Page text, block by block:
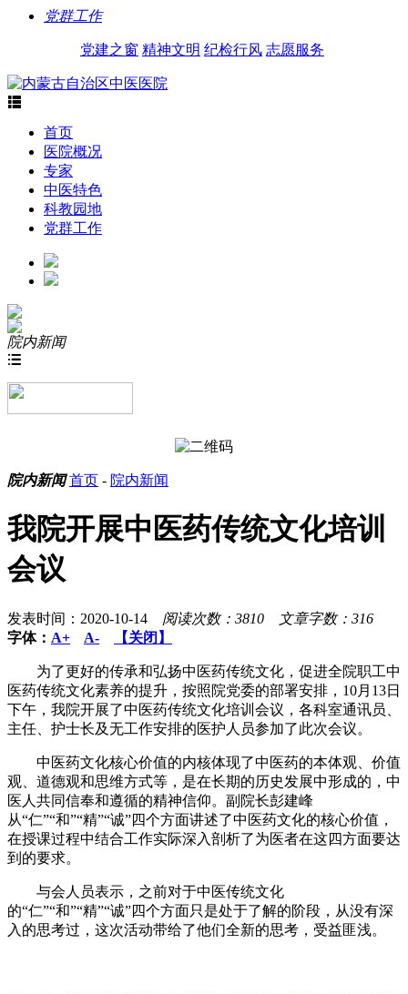
党群工作
党建之窗 精神文明 纪检行风 志愿服务

首页
医院概况
专家
中医特色
科教园地
党群工作
院内新闻

院内新闻 首页 - 院内新闻
我院开展中医药传统文化培训
会议
发表时间：2020-10-14 阅读次数：3810
文章字数：316
字体： A+ A- 【关闭】
为了更好的传承和弘扬中医药传统文化，促进全院职工中
医药传统文化素养的提升，按照院党委的部署安排，10月13日
下午，我院开展了中医药传统文化培训会议，各科室通讯员、
主任、护士长及无工作安排的医护人员参加了此次会议。
中医药文化核心价值的内核体现了中医药的本体观、价值
观、道德观和思维方式等，是在长期的历史发展中形成的，中
医人共同信奉和遵循的精神信仰。副院长彭建峰
从“仁”“和”“精”“诚”四个方面讲述了中医药文化的核心价值，
在授课过程中结合工作实际深入剖析了为医者在这四方面要达
到的要求。
与会人员表示，之前对于中医传统文化
的“仁”“和”“精”“诚”四个方面只是处于了解的阶段，从没有深
入的思考过，这次活动带给了他们全新的思考，受益匪浅。